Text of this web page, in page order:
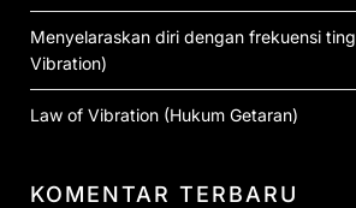
Menyelaraskan diri dengan frekuensi
Vibration)
Law of Vibration (Hukum Getaran)
KOMENTAR TERBARU